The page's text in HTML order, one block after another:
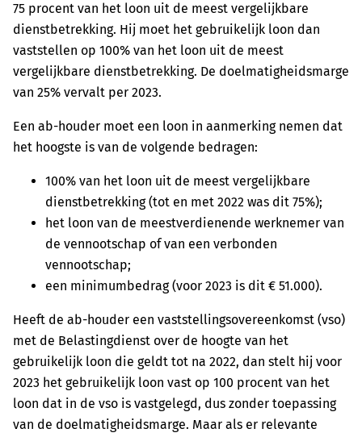
75 procent van het loon uit de meest vergelijkbare
dienstbetrekking. Hij moet het gebruikelijk loon dan
vaststellen op 100% van het loon uit de meest
vergelijkbare dienstbetrekking. De doelmatigheidsmarge
van 25% vervalt per 2023.
Een ab-houder moet een loon in aanmerking nemen dat
het hoogste is van de volgende bedragen:
100% van het loon uit de meest vergelijkbare
dienstbetrekking (tot en met 2022 was dit 75%);
het loon van de meestverdienende werknemer van
de vennootschap of van een verbonden
vennootschap;
een minimumbedrag (voor 2023 is dit € 51.000).
Heeft de ab-houder een vaststellingsovereenkomst (vso)
met de Belastingdienst over de hoogte van het
gebruikelijk loon die geldt tot na 2022, dan stelt hij voor
2023 het gebruikelijk loon vast op 100 procent van het
loon dat in de vso is vastgelegd, dus zonder toepassing
van de doelmatigheidsmarge. Maar als er relevante